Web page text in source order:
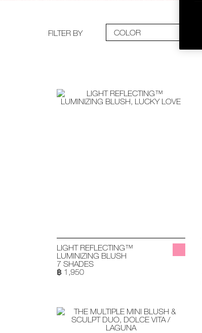
FILTER BY COLOR
LIGHT REFLECTING™
LUMINIZING BLUSH
7 SHADES
฿ 1,950